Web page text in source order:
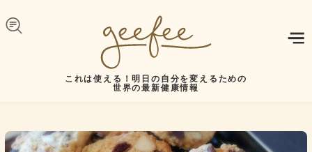
これは使える！明日の自分を変えるための
世界の最新健康情報